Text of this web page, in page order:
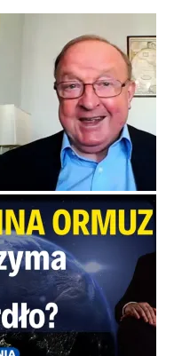
alternatywa dla